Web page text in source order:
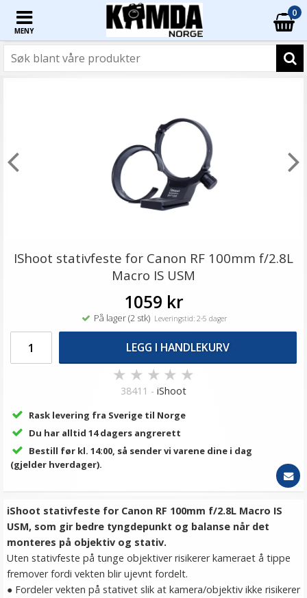
MENY
0
IShoot stativfeste for Canon RF 100mm f/2.8L
Macro IS USM
1059 kr
På lager (2 stk)Leveringstid: 2-5 dager
LEGG I HANDLEKURV
★ ★ ★ ★ ★
38411 - iShoot
Rask levering fra Sverige til Norge
Du har alltid 14 dagers angrerett
Bestill før kl. 14:00, så sender vi varene dine i dag
(gjelder hverdager).
iShoot stativfeste for Canon RF 100mm f/2.8L Macro IS
USM, som gir bedre tyngdepunkt og balanse når det
monteres på objektiv og stativ.
Uten stativfeste på tunge objektiver risikerer kameraet å tippe
fremover fordi vekten blir ujevnt fordelt.
● Fordeler vekten på stativet slik at kamera/objektiv ikke risikerer